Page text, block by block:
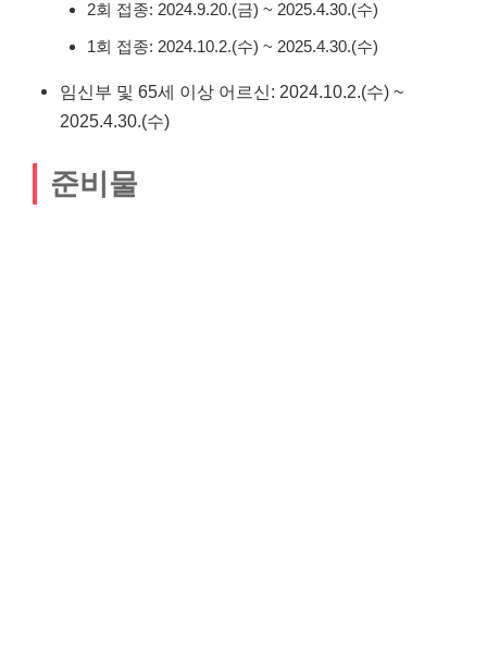
2회 접종: 2024.9.20.(금) ~ 2025.4.30.(수)
1회 접종: 2024.10.2.(수) ~ 2025.4.30.(수)
임신부 및 65세 이상 어르신: 2024.10.2.(수) ~
2025.4.30.(수)
준비물